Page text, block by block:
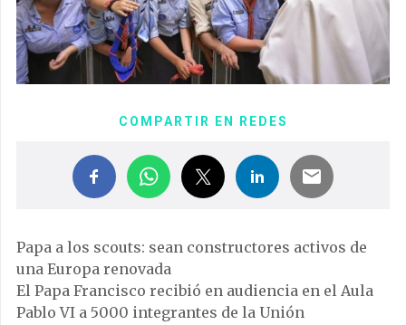
COMPARTIR EN REDES
Papa a los scouts: sean constructores activos de
una Europa renovada
El Papa Francisco recibió en audiencia en el Aula
Pablo VI a 5000 integrantes de la Unión